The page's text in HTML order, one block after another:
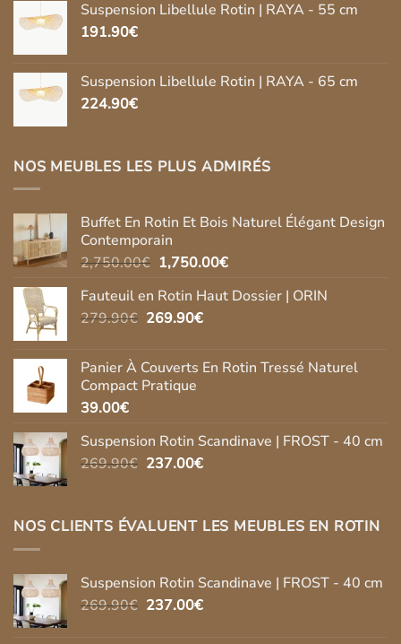
Suspension Libellule Rotin | RAYA - 55 cm
191.90€
Suspension Libellule Rotin | RAYA - 65 cm
224.90€
NOS MEUBLES LES PLUS ADMIRÉS
Buffet En Rotin Et Bois Naturel Élégant Design
Contemporain
2,750.00€ Le
initial
était :
1,750.00€Le
actuel
Fauteuil en Rotin Haut Dossier | ORIN
279.90€ Le
était :
279.90€.
269.90€Le
est :
Panier À Couverts En Rotin Tressé Naturel
Compact Pratique
39.00€
Suspension Rotin Scandinave | FROST - 40 cm
269.90€ Le
était :
237.00€Le
est :
NOS CLIENTS ÉVALUENT LES MEUBLES EN ROTIN
Suspension Rotin Scandinave | FROST - 40 cm
269.90€ Le
237.00€Le